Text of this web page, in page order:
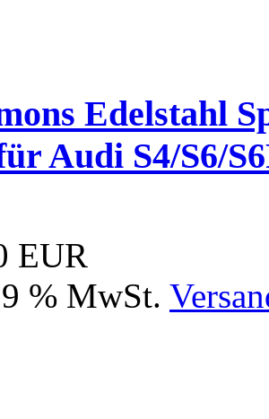
Edelstahl
Audi S4/S6/
EUR
% MwSt.